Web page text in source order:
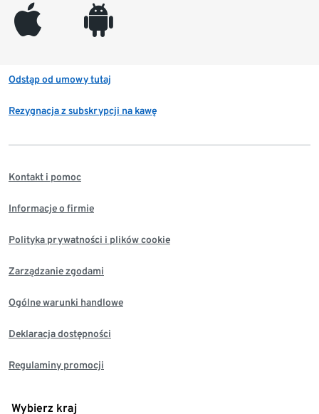
appleinc android
Odstąp od umowy tutaj
Rezygnacja z subskrypcji na kawę
Kontakt i pomoc
Informacje o firmie
Polityka prywatności i plików cookie
Zarządzanie zgodami
Ogólne warunki handlowe
Deklaracja dostępności
Regulaminy promocji
Wybierz kraj